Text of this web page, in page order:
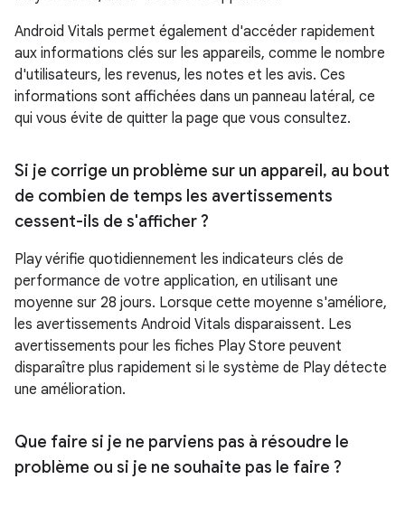
Android Vitals permet également d'accéder rapidement
aux informations clés sur les appareils, comme le nombre
d'utilisateurs, les revenus, les notes et les avis. Ces
informations sont affichées dans un panneau latéral, ce
qui vous évite de quitter la page que vous consultez.
Si je corrige un problème sur un appareil , au bout
de combien de temps les avertissements
cessent-ils de s'afficher ?
Play vérifie quotidiennement les indicateurs clés de
performance de votre application, en utilisant une
moyenne sur 28 jours. Lorsque cette moyenne s'améliore,
les avertissements Android Vitals disparaissent. Les
avertissements pour les fiches Play Store peuvent
disparaître plus rapidement si le système de Play détecte
une amélioration.
Que faire si je ne parviens pas à résoudre le
problème ou si je ne souhaite pas le faire ?